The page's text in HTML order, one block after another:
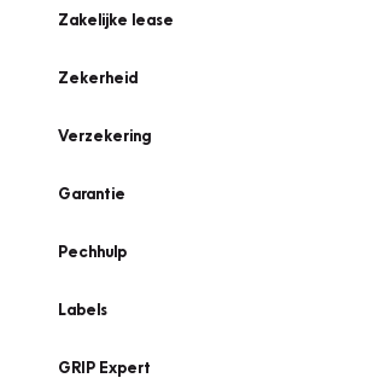
Zakelijke lease
Zekerheid
Verzekering
Garantie
Pechhulp
Labels
GRIP Expert